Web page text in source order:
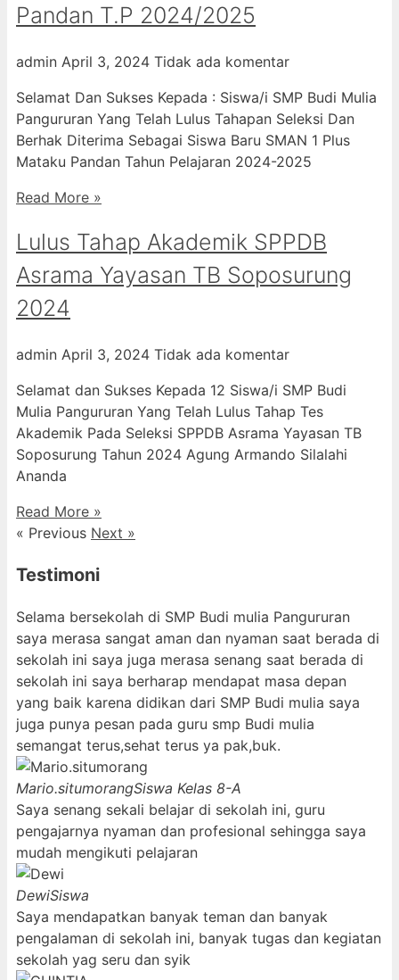
Pandan T.P 2024/2025
admin April 3, 2024 Tidak ada komentar
Selamat Dan Sukses Kepada : Siswa/i SMP Budi Mulia
Pangururan Yang Telah Lulus Tahapan Seleksi Dan
Berhak Diterima Sebagai Siswa Baru SMAN 1 Plus
Mataku Pandan Tahun Pelajaran 2024-2025
Read More »
Lulus Tahap Akademik SPPDB
Asrama Yayasan TB Soposurung
2024
admin April 3, 2024 Tidak ada komentar
Selamat dan Sukses Kepada 12 Siswa/i SMP Budi
Mulia Pangururan Yang Telah Lulus Tahap Tes
Akademik Pada Seleksi SPPDB Asrama Yayasan TB
Soposurung Tahun 2024 Agung Armando Silalahi
⁠Ananda
Read More »
« Previous Next »
Testimoni
Selama bersekolah di SMP Budi mulia Pangururan
saya merasa sangat aman dan nyaman saat berada di
sekolah ini saya juga merasa senang saat berada di
sekolah ini saya berharap mendapat masa depan
yang baik karena didikan dari SMP Budi mulia saya
juga punya pesan pada guru smp Budi mulia
semangat terus,sehat terus ya pak,buk.
Mario.situmorangSiswa Kelas 8-A
Saya senang sekali belajar di sekolah ini, guru
pengajarnya nyaman dan profesional sehingga saya
mudah mengikuti pelajaran
DewiSiswa
Saya mendapatkan banyak teman dan banyak
pengalaman di sekolah ini, banyak tugas dan kegiatan
sekolah yag seru dan syik